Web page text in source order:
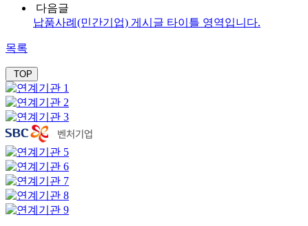
다음글
납품사례(민간기업) 게시글 타이틀 영역입니다.
목록
TOP